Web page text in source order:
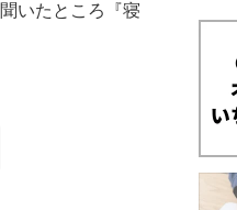
いたところ『寝